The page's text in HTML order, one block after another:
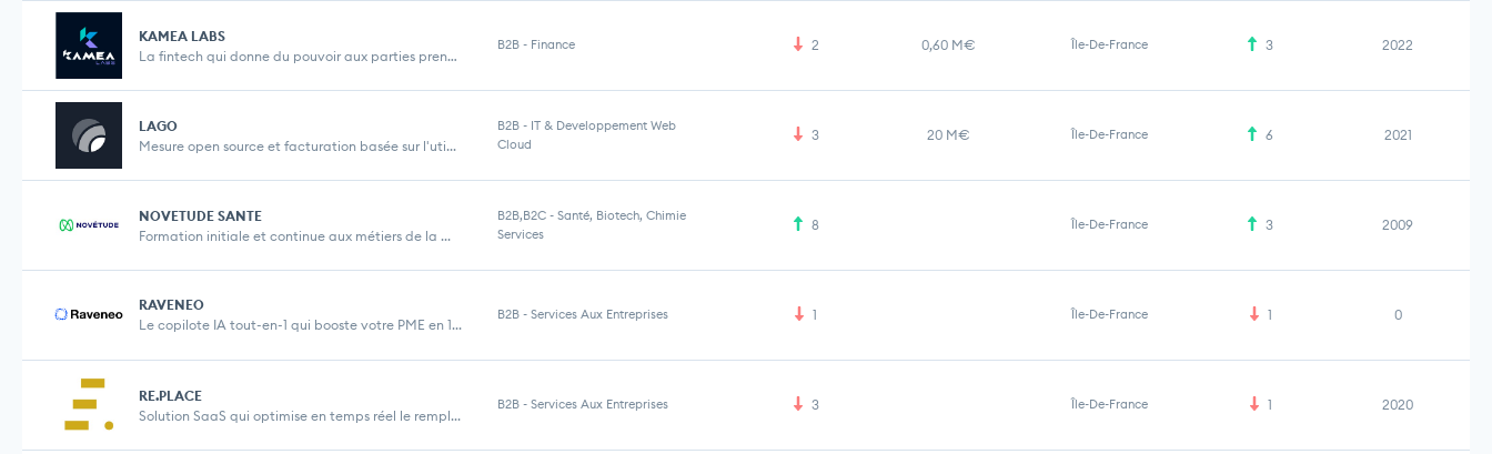
KAMEA LABS
La fintech qui donne du pouvoir aux parties prenan...
B2B - Finance 2 0,60 M€ Île-De-France 3 2022
LAGO
Mesure open source et facturation basée sur l'uti...
B2B - IT & Developpement Web
Cloud
3 20 M€ Île-De-France 6 2021
NOVETUDE SANTE
Formation initiale et continue aux métiers de la ...
B2B,B2C - Santé, Biotech, Chimie
Services
8 Île-De-France 3 2009
RAVENEO
Le copilote IA tout-en-1 qui booste votre PME en 1...
B2B - Services Aux Entreprises 1 Île-De-France 1 0
RE.PLACE
Solution SaaS qui optimise en temps réel le rempl...
B2B - Services Aux Entreprises 3 Île-De-France 1 2020